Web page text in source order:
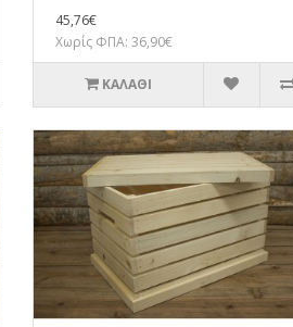
45,76€
Χωρίς ΦΠΑ: 36,90€
ΚΑΛΆΘΙ